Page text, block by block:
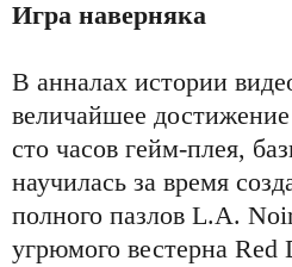
Игра наверняка
В анналах истории
величайшее
сто часов гейм-плея,
научилась за время
полного пазлов L.A.
угрюмого вестерна